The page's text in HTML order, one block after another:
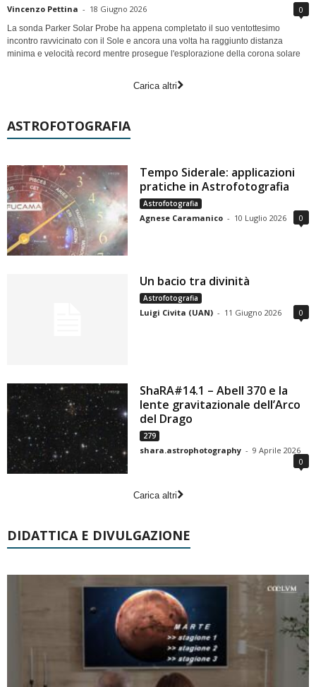
Vincenzo Pettina - 18 Giugno 2026 0
La sonda Parker Solar Probe ha appena completato il suo ventottesimo
incontro ravvicinato con il Sole e ancora una volta ha raggiunto distanza
minima e velocità record mentre prosegue l'esplorazione della corona solare
Carica altri
ASTROFOTOGRAFIA
Tempo Siderale: applicazioni
pratiche in Astrofotografia
Astrofotografia
Agnese Caramanico - 10 Luglio 2026 0
Un bacio tra divinità
Astrofotografia
Luigi Civita (UAN) - 11 Giugno 2026 0
ShaRA#14.1 – Abell 370 e la
lente gravitazionale dell’Arco
del Drago
279
shara.astrophotography - 9 Aprile 2026
0
Carica altri
DIDATTICA E DIVULGAZIONE